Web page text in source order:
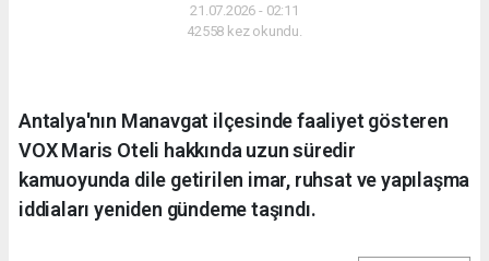
21.07.2026 - 02:11
42558 kez okundu.
Antalya'nın Manavgat ilçesinde faaliyet gösteren
VOX Maris Oteli hakkında uzun süredir
kamuoyunda dile getirilen imar, ruhsat ve yapılaşma
iddiaları yeniden gündeme taşındı.